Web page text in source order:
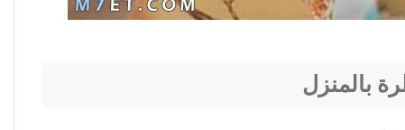
بالمنزل